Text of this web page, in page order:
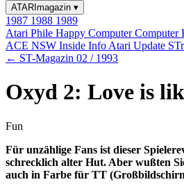
ATARImagazin ▾
1987 1988 1989
Atari Phile Happy ComputerComputer
ACE NSW Inside Info Atari Update
← ST-Magazin 02 / 1993
Oxyd 2: Love is
Fun
Für unzählige Fans ist dieser
schrecklich alter Hut. Aber wußten
auch in Farbe für TT